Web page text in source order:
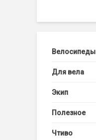
Велосипеды
Для вела
Экип
Полезное
Чтиво